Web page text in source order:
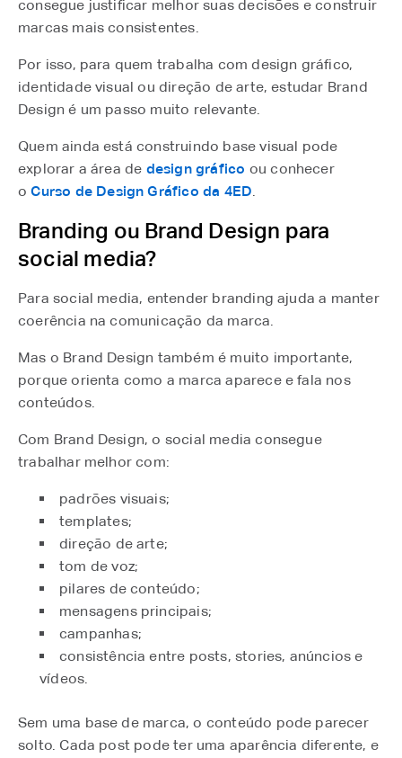
consegue justificar melhor suas decisões e construir
marcas mais consistentes.
Por isso, para quem trabalha com design gráfico,
identidade visual ou direção de arte, estudar Brand
Design é um passo muito relevante.
Quem ainda está construindo base visual pode
explorar a área de design gráfico ⁠ ou conhecer
oCurso de Design Gráfico da 4ED⁠.
Branding ou Brand Design para
social media?
Para social media, entender branding ajuda a manter
coerência na comunicação da marca.
Mas o Brand Design também é muito importante,
porque orienta como a marca aparece e fala nos
conteúdos.
Com Brand Design, o social media consegue
trabalhar melhor com:
padrões visuais;
templates;
direção de arte;
tom de voz;
pilares de conteúdo;
mensagens principais;
campanhas;
consistência entre posts, stories, anúncios e
vídeos.
Sem uma base de marca, o conteúdo pode parecer
solto. Cada post pode ter uma aparência diferente, e